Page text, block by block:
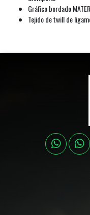
Gráfico bordado
Tejido de twill de